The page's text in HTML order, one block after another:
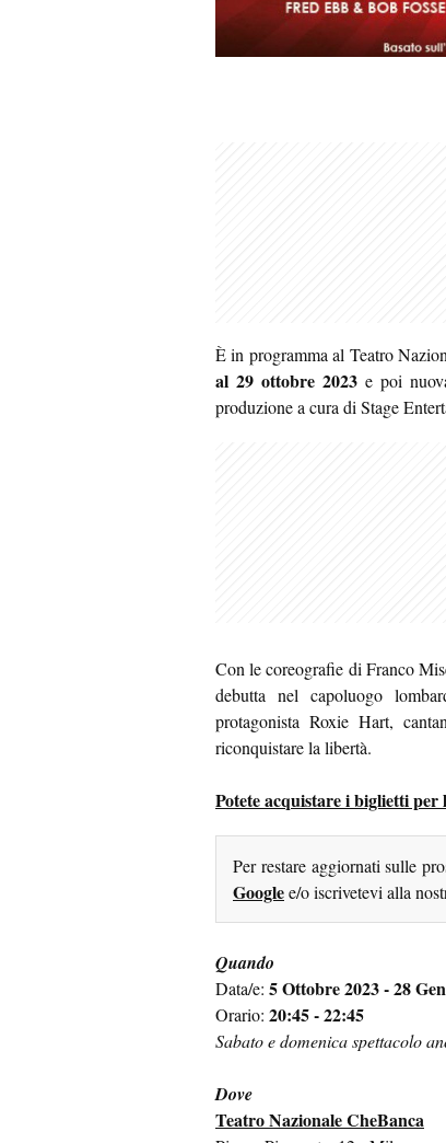
È in programma al Teatro
al 29 ottobre 2023e poi
produzione a cura di Stage
Con le coreografie di Franco
debutta nel capoluogo
protagonista Roxie Hart,
riconquistare la libertà.
Potete acquistare i biglietti
Per restare aggiornati sulle
Googlee/o iscrivetevi alla
Quando
Data/e: 5 Ottobre 2023 - 28
Orario: 20:45 - 22:45
Sabato e domenica spettacolo
Dove
Teatro Nazionale CheBanca